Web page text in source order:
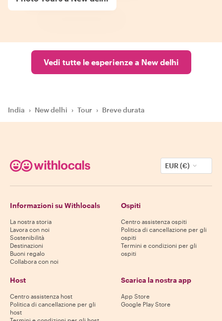
Vedi tutte le esperienze a New delhi
India › New delhi › Tour › Breve durata
EUR (€)
Informazioni su Withlocals
La nostra storia
Lavora con noi
Sostenibilità
Destinazioni
Buoni regalo
Collabora con noi
Ospiti
Centro assistenza ospiti
Politica di cancellazione per gli
ospiti
Termini e condizioni per gli
ospiti
Host
Centro assistenza host
Politica di cancellazione per gli
host
Scarica la nostra app
App Store
Google Play Store